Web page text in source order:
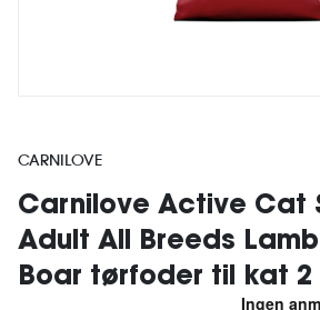
CARNILOVE
Carnilove Active Cat
Adult All Breeds
Boar tørfoder til kat 2